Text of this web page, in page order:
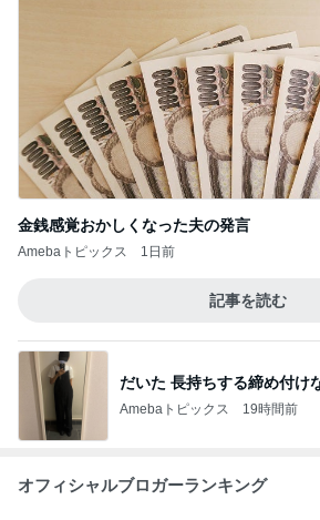
金銭感覚おかしくなった夫の発言
Amebaトピックス 1日前
記事を読む
だいた 長持ちする締め付け
Amebaトピックス 19時間前
オフィシャルブロガーランキング